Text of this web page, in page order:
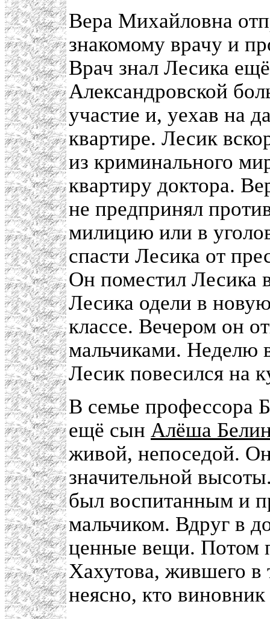
Вера Михайловна
знакомому врачу и
Врач знал Лесика
Александровской
участие и, уехав на
квартире. Лесик
из криминального
квартиру доктора.
не предпринял
милицию или в
спасти Лесика от
Он поместил Лесика
Лесика одели в
классе. Вечером он
мальчиками. Неделю
Лесик повесился на
В семье профессора
ещё сын Алёша
живой, непоседой.
значительной
был воспитанным и
мальчиком. Вдруг в
ценные вещи. Потом
Хахутова, жившего
неясно, кто